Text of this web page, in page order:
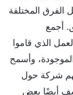
الفرق المختلفة
أجمع
الذي قاموا
وأسمح
شركة حول
أيضًا بعض